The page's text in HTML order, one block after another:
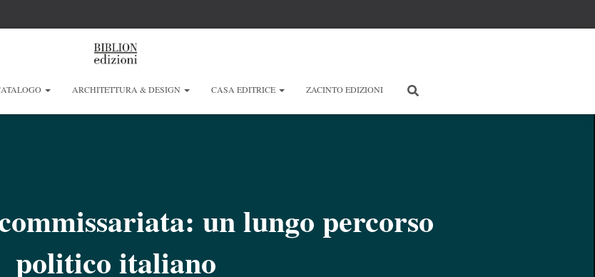
ARCHITETTURA & DESIGN CASA EDITRICE ZACINTO EDIZIONI
un lungo percorso
politico italiano